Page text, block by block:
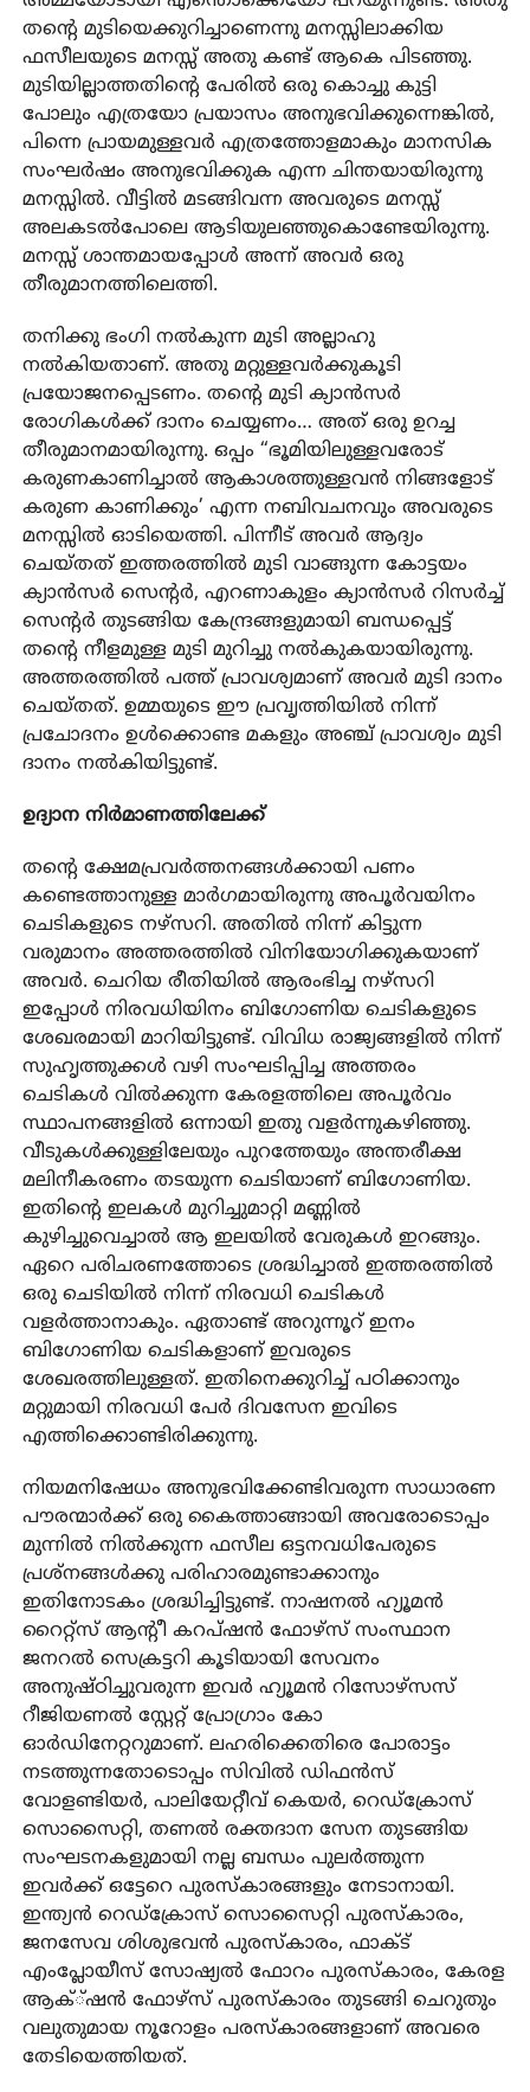
തന്റെ മുടിയെക്കുറിച്ചാണെന്നു മനസ്സിലാക്കിയ
ഫസീലയുടെ മനസ്സ് അതു കണ്ട് ആകെ പിടഞ്ഞു.
മുടിയില്ലാത്തതിന്റെ പേരിൽ ഒരു കൊച്ചു കുട്ടി
പോലും എത്രയോ പ്രയാസം അനുഭവിക്കുന്നെങ്കിൽ,
പിന്നെ പ്രായമുള്ളവർ എത്രത്തോളമാകും മാനസിക
സംഘർഷം അനുഭവിക്കുക എന്ന ചിന്തയായിരുന്നു
മനസ്സിൽ. വീട്ടിൽ മടങ്ങിവന്ന അവരുടെ മനസ്സ്
അലകടൽപോലെ ആടിയുലഞ്ഞുകൊണ്ടേയിരുന്നു.
മനസ്സ് ശാന്തമായപ്പോൾ അന്ന് അവർ ഒരു
തീരുമാനത്തിലെത്തി.
തനിക്കു ഭംഗി നൽകുന്ന മുടി അല്ലാഹു
നൽകിയതാണ്. അതു മറ്റുള്ളവർക്കുകൂടി
പ്രയോജനപ്പെടണം. തന്റെ മുടി ക്യാൻസർ
രോഗികൾക്ക് ദാനം ചെയ്യണം… അത് ഒരു ഉറച്ച
തീരുമാനമായിരുന്നു. ഒപ്പം “ഭൂമിയിലുള്ളവരോട്
കരുണകാണിച്ചാൽ ആകാശത്തുള്ളവൻ നിങ്ങളോട്
കരുണ കാണിക്കും’ എന്ന നബിവചനവും അവരുടെ
മനസ്സിൽ ഓടിയെത്തി. പിന്നീട് അവർ ആദ്യം
ചെയ്തത് ഇത്തരത്തിൽ മുടി വാങ്ങുന്ന കോട്ടയം
ക്യാൻസർ സെന്റർ, എറണാകുളം ക്യാൻസർ റിസർച്ച്
സെന്റർ തുടങ്ങിയ കേന്ദ്രങ്ങളുമായി ബന്ധപ്പെട്ട്
തന്റെ നീളമുള്ള മുടി മുറിച്ചു നൽകുകയായിരുന്നു.
അത്തരത്തിൽ പത്ത് പ്രാവശ്യമാണ് അവർ മുടി ദാനം
ചെയ്തത്. ഉമ്മയുടെ ഈ പ്രവൃത്തിയിൽ നിന്ന്
പ്രചോദനം ഉൾക്കൊണ്ട മകളും അഞ്ച് പ്രാവശ്യം മുടി
ദാനം നൽകിയിട്ടുണ്ട്.
ഉദ്യാന നിർമാണത്തിലേക്ക്
തന്റെ ക്ഷേമപ്രവർത്തനങ്ങൾക്കായി പണം
കണ്ടെത്താനുള്ള മാർഗമായിരുന്നു അപൂർവയിനം
ചെടികളുടെ നഴ്‌സറി. അതിൽ നിന്ന് കിട്ടുന്ന
വരുമാനം അത്തരത്തിൽ വിനിയോഗിക്കുകയാണ്
അവർ. ചെറിയ രീതിയിൽ ആരംഭിച്ച നഴ്‌സറി
ഇപ്പോൾ നിരവധിയിനം ബിഗോണിയ ചെടികളുടെ
ശേഖരമായി മാറിയിട്ടുണ്ട്. വിവിധ രാജ്യങ്ങളിൽ നിന്ന്
സുഹൃത്തുക്കൾ വഴി സംഘടിപ്പിച്ച അത്തരം
ചെടികൾ വിൽക്കുന്ന കേരളത്തിലെ അപൂർവം
സ്ഥാപനങ്ങളിൽ ഒന്നായി ഇതു വളർന്നുകഴിഞ്ഞു.
വീടുകൾക്കുള്ളിലേയും പുറത്തേയും അന്തരീക്ഷ
മലിനീകരണം തടയുന്ന ചെടിയാണ് ബിഗോണിയ.
ഇതിന്റെ ഇലകൾ മുറിച്ചുമാറ്റി മണ്ണിൽ
കുഴിച്ചുവെച്ചാൽ ആ ഇലയിൽ വേരുകൾ ഇറങ്ങും.
ഏറെ പരിചരണത്തോടെ ശ്രദ്ധിച്ചാൽ ഇത്തരത്തിൽ
ഒരു ചെടിയിൽ നിന്ന് നിരവധി ചെടികൾ
വളർത്താനാകും. ഏതാണ്ട് അറുന്നൂറ് ഇനം
ബിഗോണിയ ചെടികളാണ് ഇവരുടെ
ശേഖരത്തിലുള്ളത്. ഇതിനെക്കുറിച്ച് പഠിക്കാനും
മറ്റുമായി നിരവധി പേർ ദിവസേന ഇവിടെ
എത്തിക്കൊണ്ടിരിക്കുന്നു.
നിയമനിഷേധം അനുഭവിക്കേണ്ടിവരുന്ന സാധാരണ
പൗരന്മാർക്ക് ഒരു കൈത്താങ്ങായി അവരോടൊപ്പം
മുന്നിൽ നിൽക്കുന്ന ഫസീല ഒട്ടനവധിപേരുടെ
പ്രശ്‌നങ്ങൾക്കു പരിഹാരമുണ്ടാക്കാനും
ഇതിനോടകം ശ്രദ്ധിച്ചിട്ടുണ്ട്. നാഷനൽ ഹ്യൂമൻ
റൈറ്റ്‌സ് ആന്റീ കറപ്ഷൻ ഫോഴ്‌സ് സംസ്ഥാന
ജനറൽ സെക്രട്ടറി കൂടിയായി സേവനം
അനുഷ്ഠിച്ചുവരുന്ന ഇവർ ഹ്യൂമൻ റിസോഴ്‌സസ്
റീജിയണൽ സ്റ്റേറ്റ് പ്രോഗ്രാം കോ
ഓർഡിനേറ്ററുമാണ്. ലഹരിക്കെതിരെ പോരാട്ടം
നടത്തുന്നതോടൊപ്പം സിവിൽ ഡിഫൻസ്
വോളണ്ടിയർ, പാലിയേറ്റീവ് കെയർ, റെഡ്‌ക്രോസ്
സൊസൈറ്റി, തണൽ രക്തദാന സേന തുടങ്ങിയ
സംഘടനകളുമായി നല്ല ബന്ധം പുലർത്തുന്ന
ഇവർക്ക് ഒട്ടേറെ പുരസ്‌കാരങ്ങളും നേടാനായി.
ഇന്ത്യൻ റെഡ്‌ക്രോസ് സൊസൈറ്റി പുരസ്‌കാരം,
ജനസേവ ശിശുഭവൻ പുരസ്‌കാരം, ഫാക്ട്
എംപ്ലോയീസ് സോഷ്യൽ ഫോറം പുരസ്‌കാരം, കേരള
ആക്്ഷൻ ഫോഴ്‌സ് പുരസ്‌കാരം തുടങ്ങി ചെറുതും
വലുതുമായ നൂറോളം പരസ്‌കാരങ്ങളാണ് അവരെ
തേടിയെത്തിയത്.